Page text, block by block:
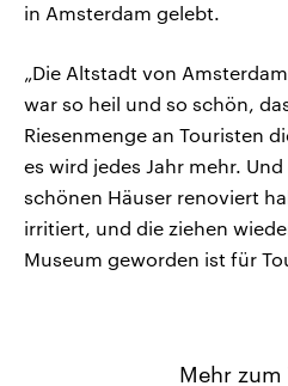
in Amsterdam gelebt.
„Die Altstadt von
war so heil und so schön,
Riesenmenge an Touristen
es wird jedes Jahr mehr.
schönen Häuser renoviert
irritiert, und die ziehen
Museum geworden ist für
Mehr zum